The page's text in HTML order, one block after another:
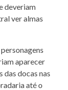
deveriam
ver almas
aparecer
docas nas
até o